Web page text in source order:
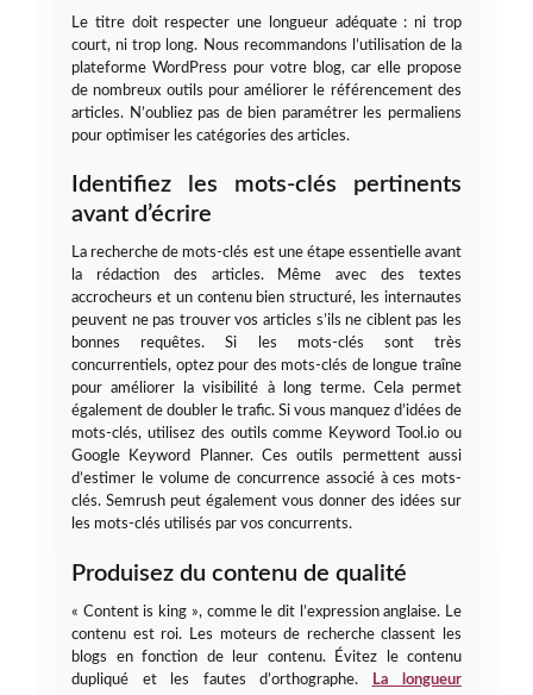
Le titre doit respecter une longueur adéquate : ni trop
court, ni trop long. Nous recommandons l’utilisation de la
plateforme WordPress pour votre blog, car elle propose
de nombreux outils pour améliorer le référencement des
articles. N’oubliez pas de bien paramétrer les permaliens
pour optimiser les catégories des articles.
Identifiez les mots-clés pertinents
avant d’écrire
La recherche de mots-clés est une étape essentielle avant
la rédaction des articles. Même avec des textes
accrocheurs et un contenu bien structuré, les internautes
peuvent ne pas trouver vos articles s’ils ne ciblent pas les
bonnes requêtes. Si les mots-clés sont très
concurrentiels, optez pour des mots-clés de longue traîne
pour améliorer la visibilité à long terme. Cela permet
également de doubler le trafic. Si vous manquez d’idées de
mots-clés, utilisez des outils comme Keyword Tool.io ou
Google Keyword Planner. Ces outils permettent aussi
d’estimer le volume de concurrence associé à ces mots-
clés. Semrush peut également vous donner des idées sur
les mots-clés utilisés par vos concurrents.
Produisez du contenu de qualité
« Content is king », comme le dit l’expression anglaise. Le
contenu est roi. Les moteurs de recherche classent les
blogs en fonction de leur contenu. Évitez le contenu
dupliqué et les fautes d’orthographe.
La longueur